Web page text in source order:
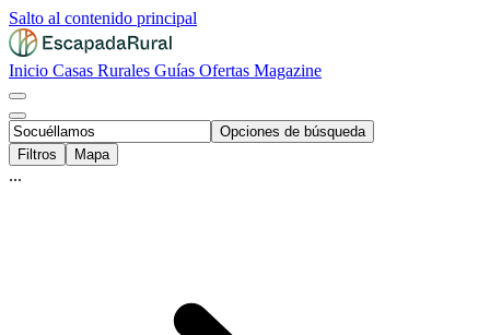
Salto al contenido principal
Inicio Casas Rurales Guías Ofertas Magazine
Opciones de búsqueda
Filtros
Mapa
...